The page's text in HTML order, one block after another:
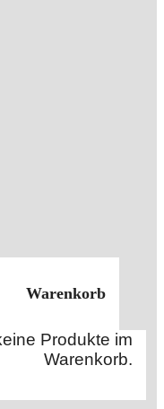
Warenkorb
Produkte im
Warenkorb.